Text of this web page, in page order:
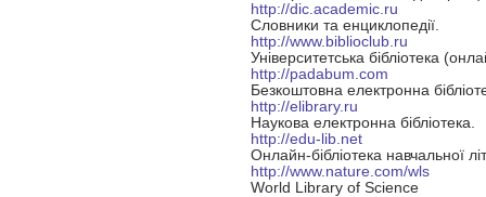
http://dic.academic.ru
Словники та енциклопедії.
http://www.biblioclub.ru
Університетська бібліотека
http://padabum.com
Безкоштовна електронна
http://elibrary.ru
Наукова електронна бібліотека.
http://edu-lib.net
Онлайн-бібліотека навчальної
http://www.nature.com/wls
World Library of Science